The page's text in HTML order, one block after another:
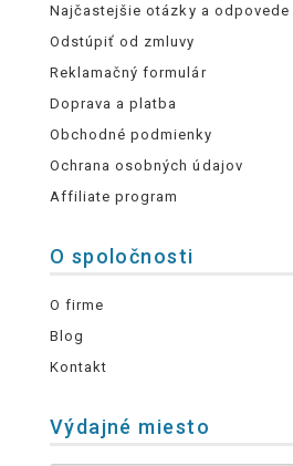
Najčastejšie otázky a odpovede
Odstúpiť od zmluvy
Reklamačný formulár
Doprava a platba
Obchodné podmienky
Ochrana osobných údajov
Affiliate program
O spoločnosti
O firme
Blog
Kontakt
Výdajné miesto